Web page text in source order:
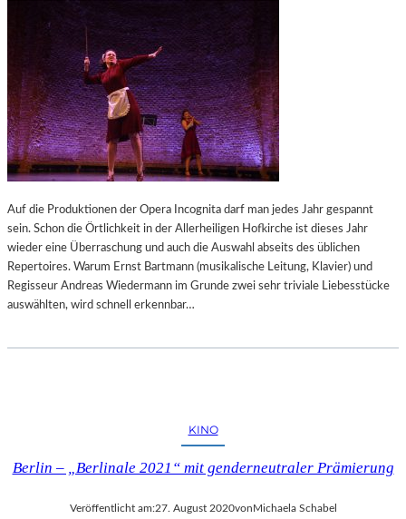
Auf die Produktionen der Opera Incognita darf man jedes Jahr gespannt
sein. Schon die Örtlichkeit in der Allerheiligen Hofkirche ist dieses Jahr
wieder eine Überraschung und auch die Auswahl abseits des üblichen
Repertoires. Warum Ernst Bartmann (musikalische Leitung, Klavier) und
Regisseur Andreas Wiedermann im Grunde zwei sehr triviale Liebesstücke
auswählten, wird schnell erkennbar…
KINO
Berlin – „Berlinale 2021“ mit genderneutraler Prämierung
Veröffentlicht am:27. August 2020vonMichaela Schabel